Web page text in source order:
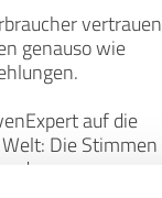
vertrauen
genauso wie
auf die
Die Stimmen